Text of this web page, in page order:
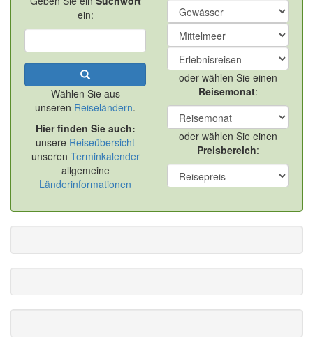
ein:
Wählen Sie aus
unseren Reiseländern.
Hier finden Sie auch:
unsere Reiseübersicht
unseren Terminkalender
allgemeine
Länderinformationen
oder wählen Sie einen
Reisemonat:
oder wählen Sie einen
Preisbereich: